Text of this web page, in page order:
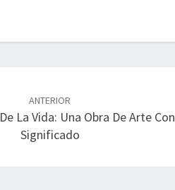
ANTERIOR
La Vida: Una Obra De Arte Con
Significado